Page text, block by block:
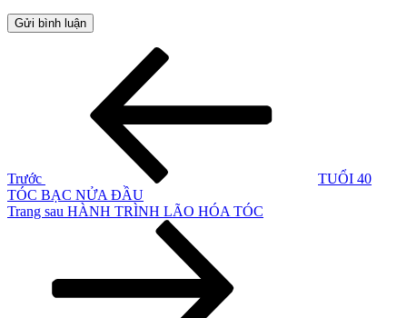
Trước
TUỔI 40
TÓC BẠC NỬA ĐẦU
Bài
Trang sau HÀNH TRÌNH LÃO HÓA TÓC